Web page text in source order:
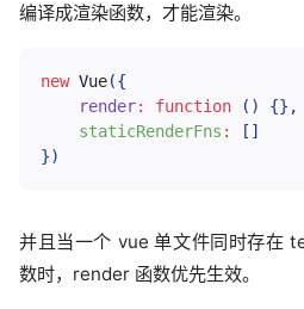
编译成渲染函数，才能渲染。
new Vue({
render: function ( ) {} ,
staticRenderFns : [ ]
})
并且当一个 vue 单文件同时存在
数时，render 函数优先生效。